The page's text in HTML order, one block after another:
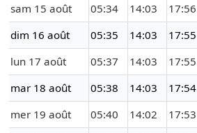
sam 15 août
05:34 14:03 17:56
dim 16 août
05:35 14:03 17:55
lun 17 août
05:37 14:03 17:55
mar 18 août
05:38 14:03 17:54
mer 19 août
05:40 14:02 17:53